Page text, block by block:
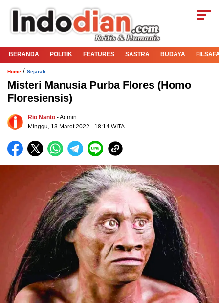
BERANDA POLITIK FEATURES SASTRA BUDAYA
Home / Sejarah
Misteri Manusia Purba Flores (Homo
Floresiensis)
Rio Nanto - Admin
Minggu, 13 Maret 2022 - 18:14 WITA